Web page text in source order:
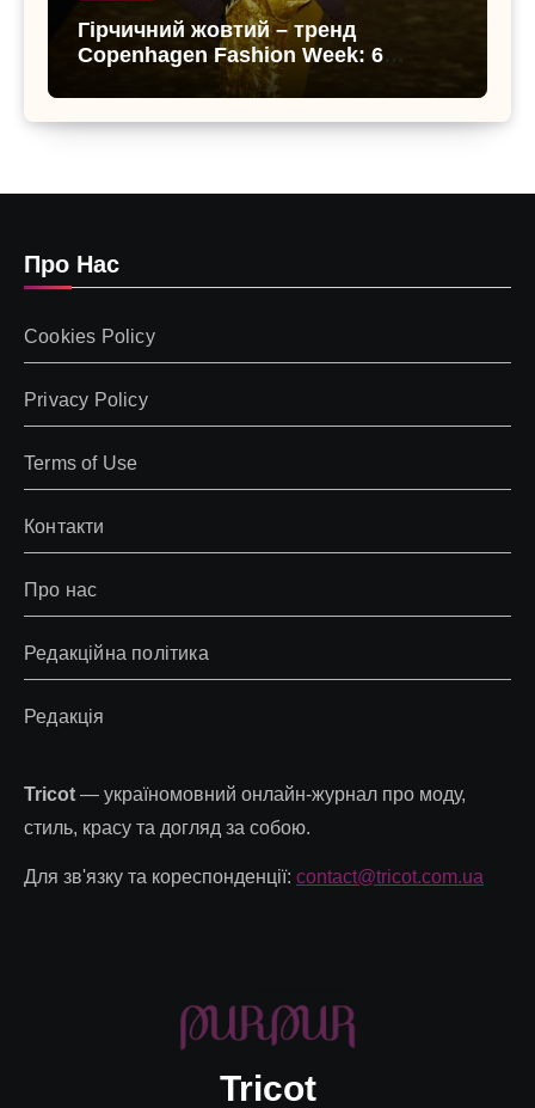
Гірчичний жовтий – тренд
Copenhagen Fashion Week: 6
образів, що переводять літо в
осінь
Про Нас
Cookies Policy
Privacy Policy
Terms of Use
Контакти
Про нас
Редакційна політика
Редакція
Tricot — україномовний онлайн-журнал про моду,
стиль, красу та догляд за собою.
Для зв'язку та кореспонденції: contact@tricot.com.ua
Tricot